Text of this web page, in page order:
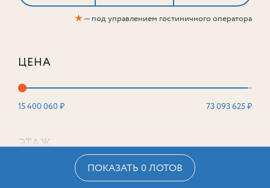
★— под управлением гостиничного оператора
ЦЕНА
15 400 060 ₽ 73 093 625 ₽
ЭТАЖ
ПОКАЗАТЬ 0 ЛОТОВ